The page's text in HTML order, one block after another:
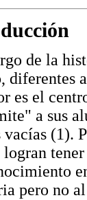
de la
diferentes
es el
a sus
vacías (1).
logran
pero no